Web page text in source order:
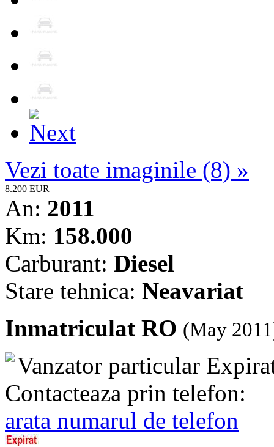
Vezi toate imaginile (8) »
8.200 EUR
An: 2011
Km: 158.000
Carburant: Diesel
Stare tehnica: Neavariat
Inmatriculat RO (May
Vanzator particular
Contacteaza prin telefon:
arata numarul de telefon